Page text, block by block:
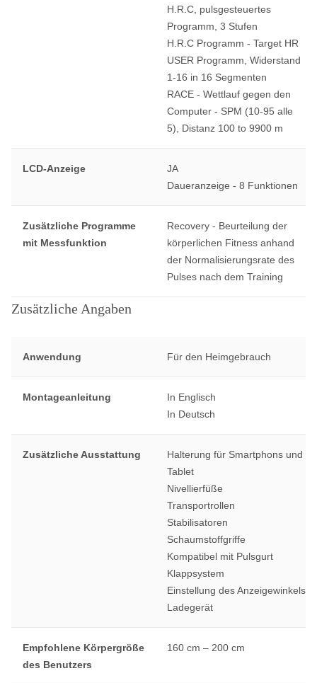
H.R.C, pulsgesteuertes
Programm, 3 Stufen
H.R.C Programm - Target HR
USER Programm, Widerstand
1-16 in 16 Segmenten
RACE - Wettlauf gegen den
Computer - SPM (10-95 alle
5), Distanz 100 to 9900 m
LCD-Anzeige
JA
Daueranzeige - 8 Funktionen
Zusätzliche Programme
mit Messfunktion
Recovery - Beurteilung der
körperlichen Fitness anhand
der Normalisierungsrate des
Pulses nach dem Training
Zusätzliche Angaben
Anwendung Für den Heimgebrauch
Montageanleitung
In Englisch
In Deutsch
Zusätzliche Ausstattung
Halterung für Smartphons und
Tablet
Nivellierfüße
Transportrollen
Stabilisatoren
Schaumstoffgriffe
Kompatibel mit Pulsgurt
Klappsystem
Einstellung des Anzeigewinkels
Ladegerät
Empfohlene Körpergröße
des Benutzers
160 cm – 200 cm